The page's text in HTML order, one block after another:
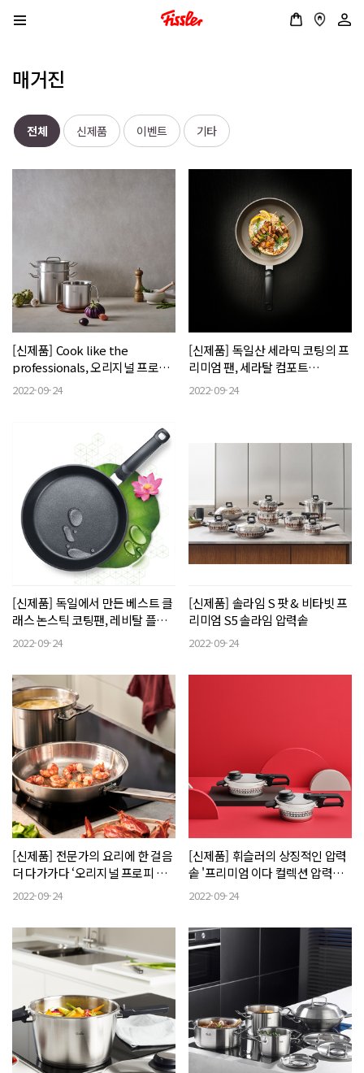
매거진
전체 신제품 이벤트 기타
[신제품] Cook like the
professionals, 오리지널 프로피
컬렉션 ‘멀티스타, 밀크팟’
2022-09-24
[신제품] 독일산 세라믹 코팅의 프
리미엄 팬, 세라탈 컴포트
Ceratal® Comfort
2022-09-24
[신제품] 독일에서 만든 베스트 클
래스 논스틱 코팅팬, 레비탈 플러
스 컴포트 Levital+® Comfort
2022-09-24
[신제품] 솔라임 S 팟 & 비타빗 프
리미엄 S5 솔라임 압력솥
2022-09-24
[신제품] 전문가의 요리에 한 걸음
더 다가가다 ‘오리지널 프로피 컬
렉션® 팬’
2022-09-24
[신제품] 휘슬러의 상징적인 압력
솥 '프리미엄 이다 컬렉션 압력솥
S5'
2022-09-24